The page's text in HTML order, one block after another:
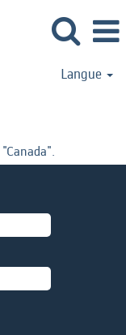
Langue
"Canada".